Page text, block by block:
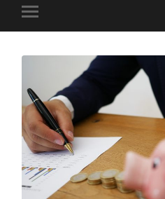
Toggle
mobile